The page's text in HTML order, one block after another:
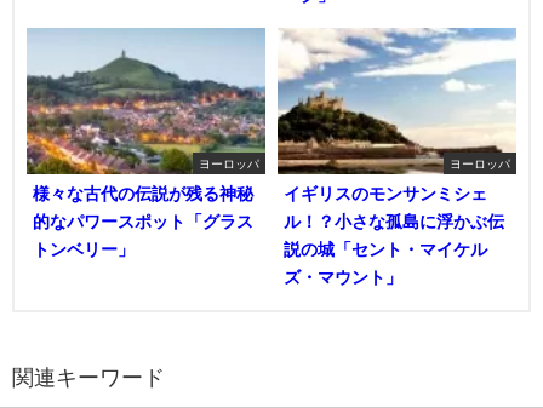
ヨーロッパ
様々な古代の伝説が残る神秘
的なパワースポット「グラス
トンベリー」
ヨーロッパ
イギリスのモンサンミシェ
ル！？小さな孤島に浮かぶ伝
説の城「セント・マイケル
ズ・マウント」
関連キーワード